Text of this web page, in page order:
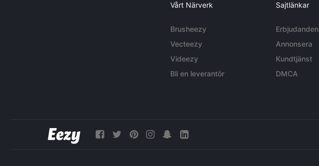
Vårt Närverk
Brusheezy
Vecteezy
Videezy
Bli en leverantör
Sajtlänkar
Erbjudanden
Annonsera
Kundtjänst
DMCA